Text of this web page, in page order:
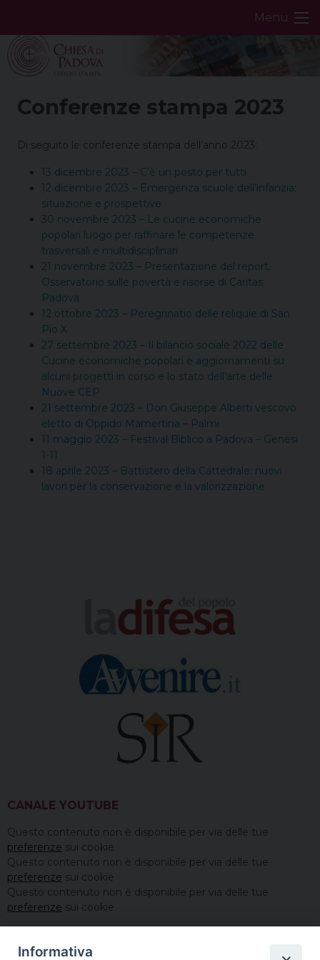
content
Menu
Conferenze stampa 2023
Di seguito le conferenze stampa dell’anno 2023:
13 dicembre 2023 – C’è un posto per tutti
12 dicembre 2023 – Emergenza scuole dell’infanzia:
situazione e prospettive
30 novembre 2023 – Le cucine economiche
popolari luogo per raffinare le competenze
trasversali e multidisciplinari
21 novembre 2023 – Presentazione del report.
Osservatorio sulle povertà e risorse di Caritas
Padova
12 ottobre 2023 – Peregrinatio delle reliquie di San
Pio X
27 settembre 2023 – Il bilancio sociale 2022 delle
Cucine economiche popolari e aggiornamenti su
alcuni progetti in corso e lo stato dell’arte delle
Nuove CEP
21 settembre 2023 – Don Giuseppe Alberti vescovo
eletto di Oppido Mamertina – Palmi
11 maggio 2023 – Festival Biblico a Padova – Genesi
1-11
18 aprile 2023 – Battistero della Cattedrale: nuovi
lavori per la conservazione e la valorizzazione
CANALE YOUTUBE
Questo contenuto non è disponibile per via delle tue
preferenze sui cookie
Questo contenuto non è disponibile per via delle tue
preferenze sui cookie
Questo contenuto non è disponibile per via delle tue
preferenze sui cookie
Informativa